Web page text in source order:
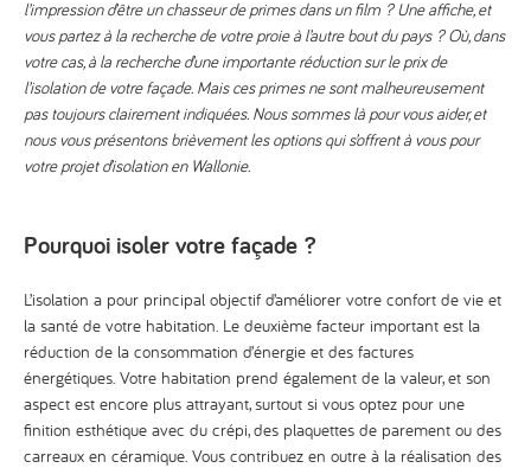
ACCESSOIRES
Cherchez applicateur
l’impression d’être un chasseur de primes dans un film ? Une affiche, et
vous partez à la recherche de votre proie à l’autre bout du pays ? Où, dans
votre cas, à la recherche d’une importante réduction sur le prix de
l’isolation de votre façade. Mais ces primes ne sont malheureusement
pas toujours clairement indiquées. Nous sommes là pour vous aider, et
nous vous présentons brièvement les options qui s’offrent à vous pour
votre projet d’isolation en Wallonie.
Pourquoi isoler votre façade ?
L’isolation a pour principal objectif d’améliorer votre confort de vie et
la santé de votre habitation. Le deuxième facteur important est la
réduction de la consommation d’énergie et des factures
énergétiques. Votre habitation prend également de la valeur, et son
aspect est encore plus attrayant, surtout si vous optez pour une
finition esthétique avec du crépi, des plaquettes de parement ou des
carreaux en céramique. Vous contribuez en outre à la réalisation des